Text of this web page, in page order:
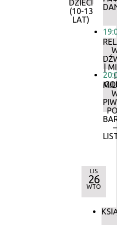
DZIECI
(10-13
LAT)
19:00
W
|
I
20:00
W
–
LIS
26
WTO